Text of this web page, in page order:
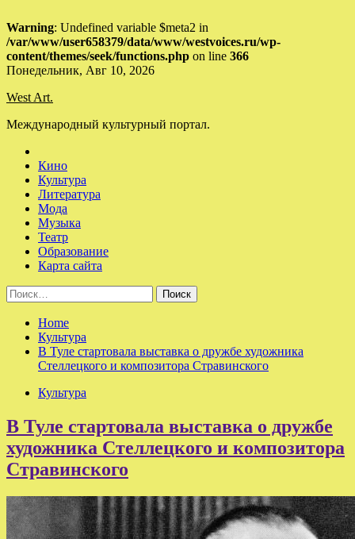
Warning: Undefined variable $meta2 in
/var/www/user658379/data/www/westvoices.ru/wp-
content/themes/seek/functions.php on line 366
Skip
content
Понедельник, Авг 10, 2026
West Art.
Международный культурный портал.
Кино
Культура
Литература
Мода
Музыка
Театр
Образование
Карта сайта
Найти:
Home
Культура
В Туле стартовала выставка о дружбе художника
Стеллецкого и композитора Стравинского
Культура
В Туле стартовала выставка о дружбе
художника Стеллецкого и композитора
Стравинского